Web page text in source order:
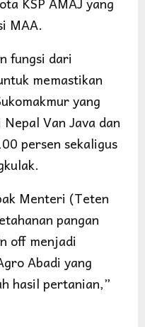
MAA.
fungsi dari
memastikan
yang
Van Java dan
persen sekaligus
Menteri (Teten
pangan
off menjadi
Abadi yang
hasil pertanian,”